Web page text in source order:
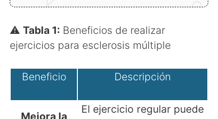
⚠ Tabla 1: Beneficios de realizar
ejercicios para esclerosis múltiple
Beneficio Descripción
Mejora la
El ejercicio regular puede